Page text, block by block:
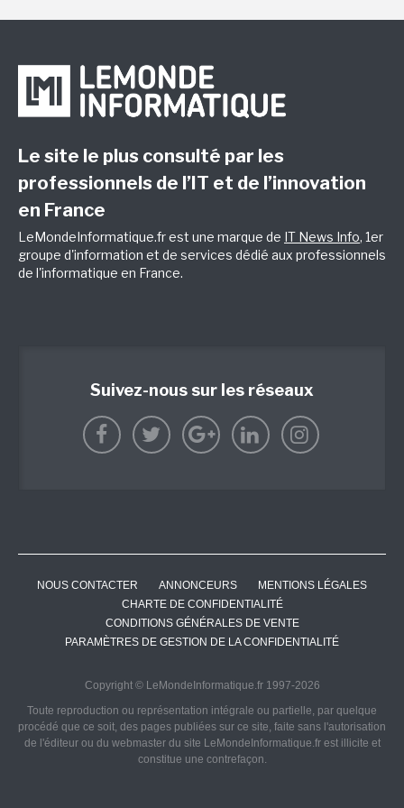
Le site le plus consulté par les
professionnels de l’IT et de l’innovation
en France
LeMondeInformatique.fr est une marque de IT News Info, 1er
groupe d'information et de services dédié aux professionnels
de l'informatique en France.
Suivez-nous sur les réseaux
NOUS CONTACTER ANNONCEURS
MENTIONS LÉGALES
CHARTE DE CONFIDENTIALITÉ
CONDITIONS GÉNÉRALES DE VENTE
PARAMÈTRES DE GESTION DE LA CONFIDENTIALITÉ
Copyright © LeMondeInformatique.fr 1997-2026
Toute reproduction ou représentation intégrale ou partielle, par quelque
procédé que ce soit, des pages publiées sur ce site, faite sans l'autorisation
de l'éditeur ou du webmaster du site LeMondeInformatique.fr est illicite et
constitue une contrefaçon.